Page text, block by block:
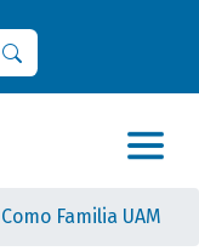
Familia UAM